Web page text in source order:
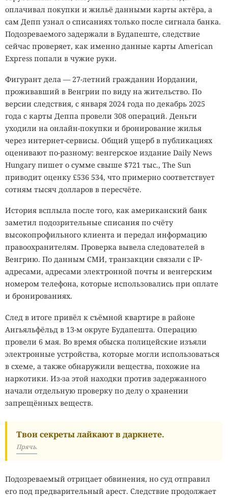
оплачивал покупки и жильё данными карты актёра, а
сам Депп узнал о списаниях только после сигнала банка.
Подозреваемого задержали в Будапеште, следствие
сейчас проверяет, как именно данные карты American
Express попали в чужие руки.
Фигурант дела — 27-летний гражданин Иордании,
проживавший в Венгрии по виду на жительство. По
версии следствия, с января 2024 года по декабрь 2025
года с карты Деппа провели 308 операций. Деньги
уходили на онлайн-покупки и бронирование жилья
через интернет-сервисы. Общий ущерб в публикациях
оценивают по-разному: венгерское издание Daily News
Hungary пишет о сумме свыше $721 тыс., The Sun
приводит оценку £536 534, что примерно соответствует
сотням тысяч долларов в пересчёте.
История всплыла после того, как американский банк
заметил подозрительные списания по счёту
высокопрофильного клиента и передал информацию
правоохранителям. Проверка вывела следователей в
Венгрию. По данным СМИ, транзакции связали с IP-
адресами, адресами электронной почты и венгерским
номером телефона, которые использовались при оплате
и бронированиях.
След в итоге привёл к съёмной квартире в районе
Ангьяльфёльд в 13-м округе Будапешта. Операцию
провели 6 мая. Во время обыска полицейские изъяли
электронные устройства, которые могли использоваться
в схеме, а также обнаружили вещества, похожие на
наркотики. Из-за этой находки против задержанного
начали отдельную проверку по делу о хранении
запрещённых веществ.
Твои секреты лайкают в даркнете.
Прячь.
Подозреваемый отрицает обвинения, но суд отправил
его под предварительный арест. Следствие продолжает